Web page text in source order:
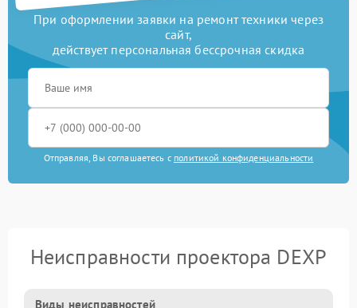
При оформлении заявки на ремонт техники через
сайт,
действует персональная бессрочная скидка
Отправляя, Вы соглашаетесь с политикой конфиденциальности
Неисправности проектора DEXP
Виды неисправностей